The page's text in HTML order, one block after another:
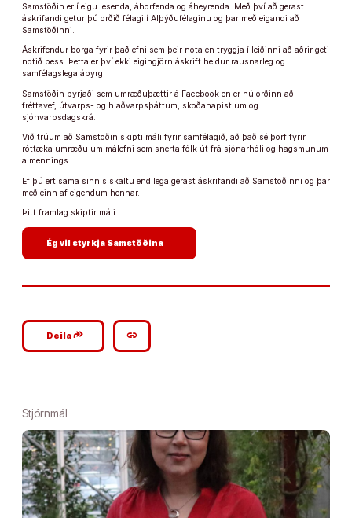
Samstöðin er í eigu lesenda, áhorfenda og áheyrenda. Með því að gerast
áskrifandi getur þú orðið félagi í Alþýðufélaginu og þar með eigandi að
Samstöðinni.
Áskrifendur borga fyrir það efni sem þeir nota en tryggja í leiðinni að aðrir geti
notið þess. Þetta er því ekki eigingjörn áskrift heldur rausnarleg og
samfélagslega ábyrg.
Samstöðin byrjaði sem umræðuþættir á Facebook en er nú orðinn að
fréttavef, útvarps- og hlaðvarpsþáttum, skoðanapistlum og
sjónvarpsdagskrá.
Við trúum að Samstöðin skipti máli fyrir samfélagið, að það sé þörf fyrir
róttæka umræðu um málefni sem snerta fólk út frá sjónarhóli og hagsmunum
almennings.
Ef þú ert sama sinnis skaltu endilega gerast áskrifandi að Samstöðinni og þar
með einn af eigendum hennar.
Þitt framlag skiptir máli.
Ég vil styrkja Samstöðina
Deilagoogle_plus_reshare link
Stjórnmál